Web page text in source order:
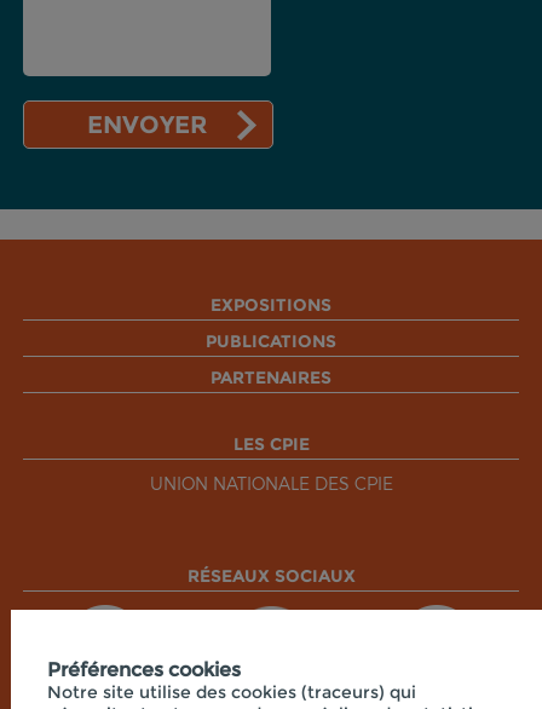
EXPOSITIONS
PUBLICATIONS
PARTENAIRES
LES CPIE
UNION NATIONALE DES CPIE
RÉSEAUX SOCIAUX
Préférences cookies
Notre site utilise des cookies (traceurs) qui